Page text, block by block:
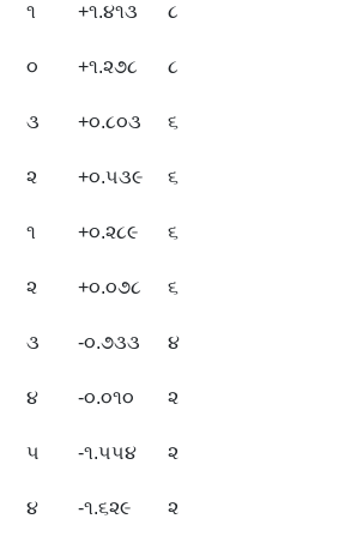
૧ +૧.૪૧૩ ૮
૦ +૧.૨૭૮ ૮
૩ +૦.૮૦૩ ૬
૨ +૦.૫૩૯ ૬
૧ +૦.૨૮૯ ૬
૨ +૦.૦૭૮ ૬
૩ -૦.૭૩૩ ૪
૪ -૦.૦૧૦ ૨
૫ -૧.૫૫૪ ૨
૪ -૧.૬૨૯ ૨